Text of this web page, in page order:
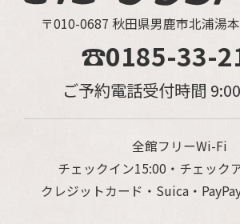
〒010-0687 秋田県男鹿市北浦湯
☎0185-33-
ご予約電話受付時間
全館フリーWi-Fi
チェックイン15:00・チェック
クレジットカード・Suica・